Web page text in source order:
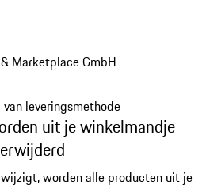
Marketplace GmbH
van leveringsmethode
uit je winkelmandje
worden alle producten uit je